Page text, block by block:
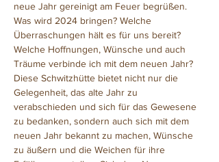
neue Jahr gereinigt am Feuer begrüßen.
Was wird 2024 bringen? Welche
Überraschungen hält es für uns bereit?
Welche Hoffnungen, Wünsche und auch
Träume verbinde ich mit dem neuen Jahr?
Diese Schwitzhütte bietet nicht nur die
Gelegenheit, das alte Jahr zu
verabschieden und sich für das Gewesene
zu bedanken, sondern auch sich mit dem
neuen Jahr bekannt zu machen, Wünsche
zu äußern und die Weichen für ihre